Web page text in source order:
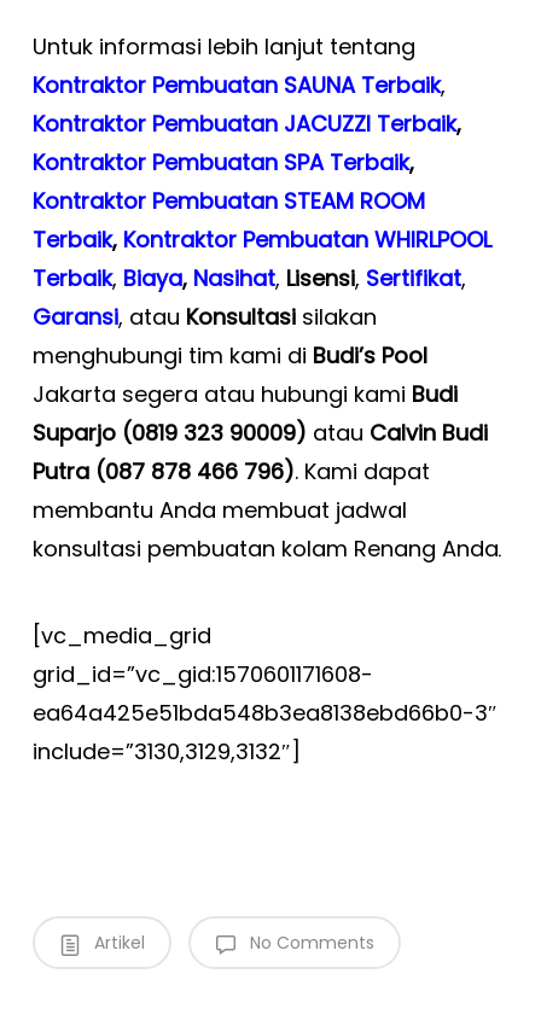
Untuk informasi lebih lanjut tentang
Kontraktor Pembuatan SAUNA Terbaik,
Kontraktor Pembuatan JACUZZI Terbaik,
Kontraktor Pembuatan SPA Terbaik,
Kontraktor Pembuatan STEAM ROOM
Terbaik, Kontraktor Pembuatan WHIRLPOOL
Terbaik, Biaya, Nasihat, Lisensi, Sertifikat,
Garansi, atau Konsultasisilakan
menghubungi tim kami di Budi’s Pool
Jakarta segera atau hubungi kami Budi
Suparjo (0819 323 90009) atau Calvin Budi
Putra (087 878 466 796). Kami dapat
membantu Anda membuat jadwal
konsultasi pembuatan kolam Renang Anda.
[vc_media_grid
grid_id=”vc_gid:1570601171608-
ea64a425e51bda548b3ea8138ebd66b0-3″
include=”3130,3129,3132″]
Artikel No Comments